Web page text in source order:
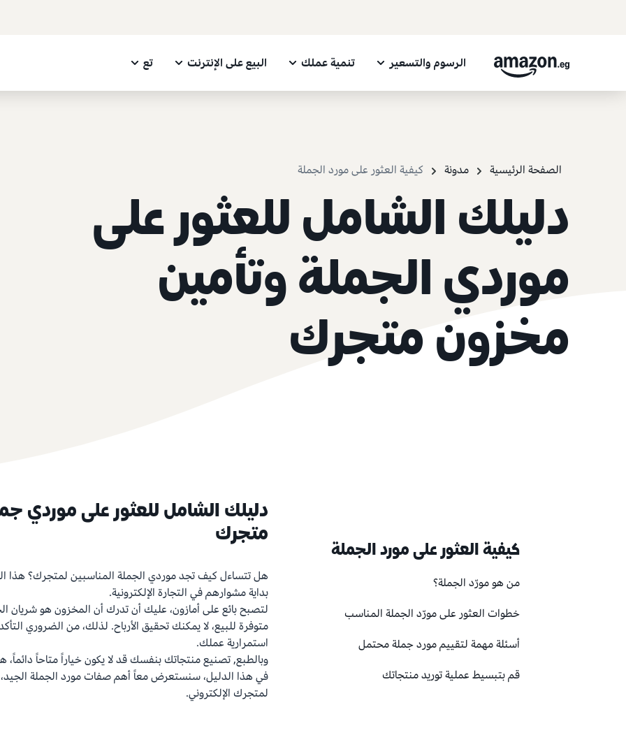
الرسوم والتسعير تنمية عملك البيع على الإنترنت تع
الصفحة الرئيسية مدونة كيفية العثور على مورد الجملة
دليلك الشامل للعثور على
موردي الجملة وتأمين
مخزون متجرك
كيفية العثور على مورد الجملة
من هو مورّد الجملة؟
خطوات العثور على مورّد الجملة المناسب
أسئلة مهمة لتقييم مورد جملة محتمل
قم بتبسيط عملية توريد منتجاتك
دليلك الشامل للعثور على موردي
متجرك
هل تتساءل كيف تجد موردي الجملة المناسبين لمتجرك؟ هذا
بداية مشوارهم في التجارة الإلكترونية.
لتصبح بائع على أمازون، عليك أن تدرك أن المخزون هو شريان
متوفرة للبيع، لا يمكنك تحقيق الأرباح. لذلك، من الضروري
استمرارية عملك.
وبالطبع, تصنيع منتجاتك بنفسك قد لا يكون خياراً متاحاً دائماً،
في هذا الدليل، سنستعرض معاً أهم صفات مورد الجملة
لمتجرك الإلكتروني.